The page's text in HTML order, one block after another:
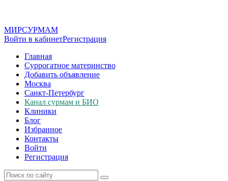
МИРСУРМАМ
Войти в кабинетРегистрация
Главная
Суррогатное материнство
Добавить объявление
Москва
Санкт-Петербург
Канал сурмам и БИО
Клиники
Блог
Избранное
Контакты
Войти
Регистрация